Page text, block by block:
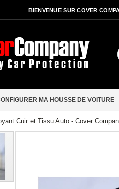
BIENVENUE SUR COVER
MA HOUSSE DE VOITURE
Cuir et Tissu Auto - Cover